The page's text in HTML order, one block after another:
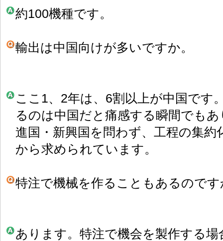
約100機種です。
輸出は中国向けが多いですか。
ここ1、2年は、6割以上が中国です
るのは中国だと痛感する瞬間でも
進国・新興国を問わず、工程の集約
から求められています。
特注で機械を作ることもあるのです
あります。特注で機会を製作する